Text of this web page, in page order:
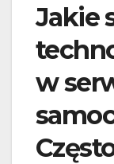
Jakie
w